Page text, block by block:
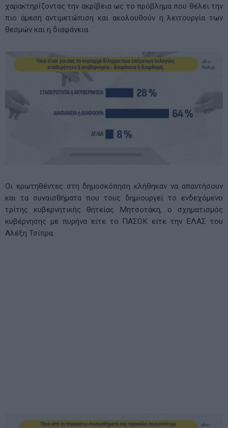
χαρακτηρίζοντας την ακρίβεια ως το πρόβλημα που θέλει την
πιο άμεση αντιμετώπιση και ακολουθούν η λειτουργία των
θεσμών και η διαφάνεια.
Οι ερωτηθέντες στη δημοσκόπηση κλήθηκαν να απαντήσουν
και τα συναισθήματα που τους δημιουργεί το ενδεχόμενο
τρίτης κυβερνητικής θητείας Μητσοτάκη, ο σχηματισμός
κυβέρνησης με πυρήνα είτε το ΠΑΣΟΚ είτε την ΕΛΑΣ του
Αλέξη Τσίπρα.